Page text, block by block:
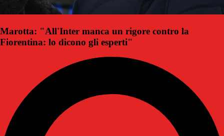
Marotta: "All'Inter manca un rigore contro la
Fiorentina: lo dicono gli esperti"